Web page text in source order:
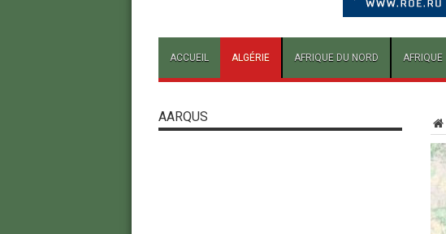
ACCUEIL ALGÉRIE AFRIQUE DU NORD AFRIQUE
AARQUS